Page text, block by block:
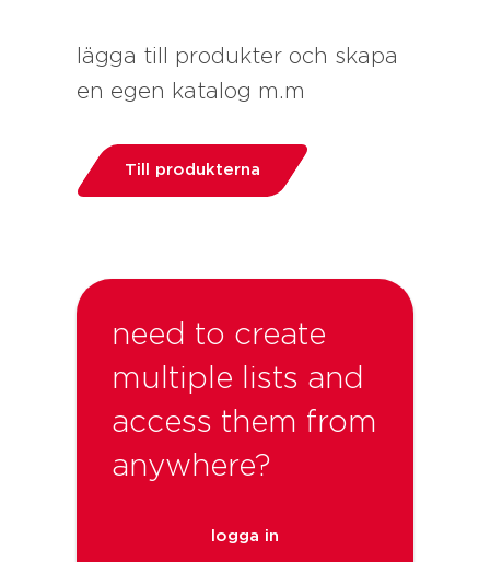
lägga till produkter och skapa
en egen katalog m.m
Till produkterna
need to create
multiple lists and
access them from
anywhere?
logga in